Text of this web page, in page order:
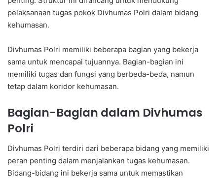
pelaksanaan tugas pokok Divhumas Polri dalam bidang
kehumasan.
Divhumas Polri memiliki beberapa bagian yang bekerja
sama untuk mencapai tujuannya. Bagian-bagian ini
memiliki tugas dan fungsi yang berbeda-beda, namun
tetap dalam koridor kehumasan.
Bagian-Bagian dalam Divhumas
Polri
Divhumas Polri terdiri dari beberapa bidang yang memiliki
peran penting dalam menjalankan tugas kehumasan.
Bidang-bidang ini bekerja sama untuk memastikan